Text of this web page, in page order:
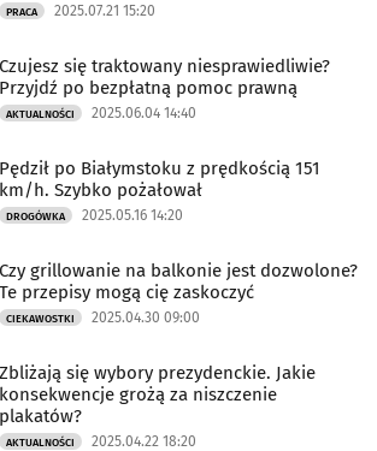
PRACA 2025.07.21 15:20
Czujesz się traktowany niesprawiedliwie?
Przyjdź po bezpłatną pomoc prawną
AKTUALNOŚCI 2025.06.04 14:40
Pędził po Białymstoku z prędkością 151
km/h. Szybko pożałował
DROGÓWKA 2025.05.16 14:20
Czy grillowanie na balkonie jest dozwolone?
Te przepisy mogą cię zaskoczyć
CIEKAWOSTKI 2025.04.30 09:00
Zbliżają się wybory prezydenckie. Jakie
konsekwencje grożą za niszczenie
plakatów?
AKTUALNOŚCI 2025.04.22 18:20